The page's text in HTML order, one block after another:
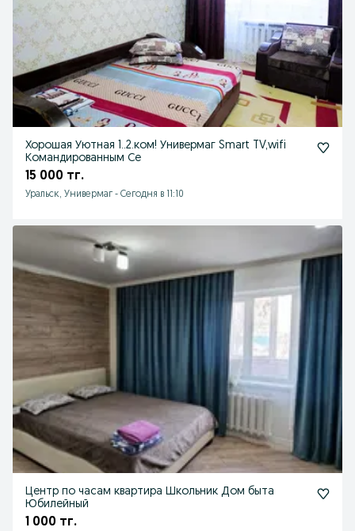
Хорошая Уютная 1..2.ком! Универмаг Smart TV,wifi
Командированным Се
15 000 тг.
Уральск, Универмаг - Сегодня в 11:10
Центр по часам квартира Школьник Дом быта
Юбилейный
1 000 тг.